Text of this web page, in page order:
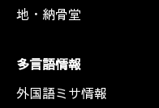
地・納骨堂
多言語情報
外国語ミサ情報